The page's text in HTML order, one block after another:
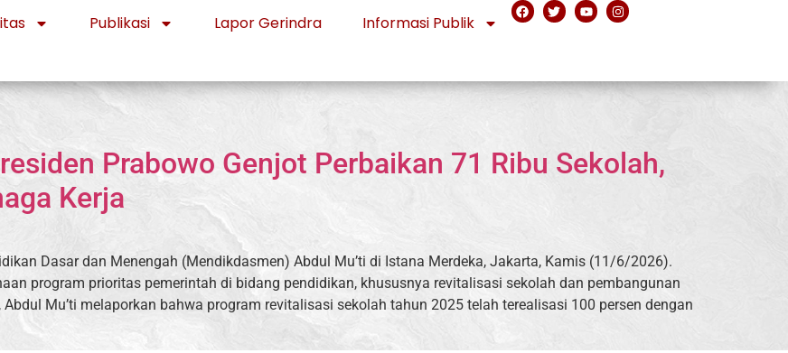
Publikasi Lapor Gerindra Informasi Publik
Prabowo Genjot Perbaikan 71 Ribu Sekolah,
Kerja
Dasar dan Menengah (Mendikdasmen) Abdul Mu’ti di Istana Merdeka, Jakarta, Kamis (11/6/2026).
program prioritas pemerintah di bidang pendidikan, khususnya revitalisasi sekolah dan pembangunan
Mu’ti melaporkan bahwa program revitalisasi sekolah tahun 2025 telah terealisasi 100 persen dengan